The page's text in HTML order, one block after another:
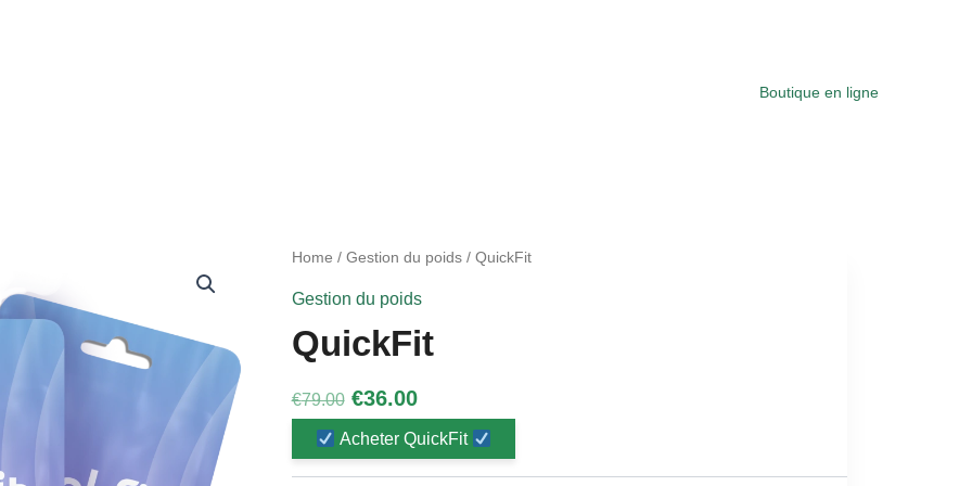
Boutique en ligne
Home / Gestion du poids/ QuickFit
Gestion du poids
QuickFit
€79.00 Original
price
was:
€36.00Current
price
is:
Acheter QuickFit